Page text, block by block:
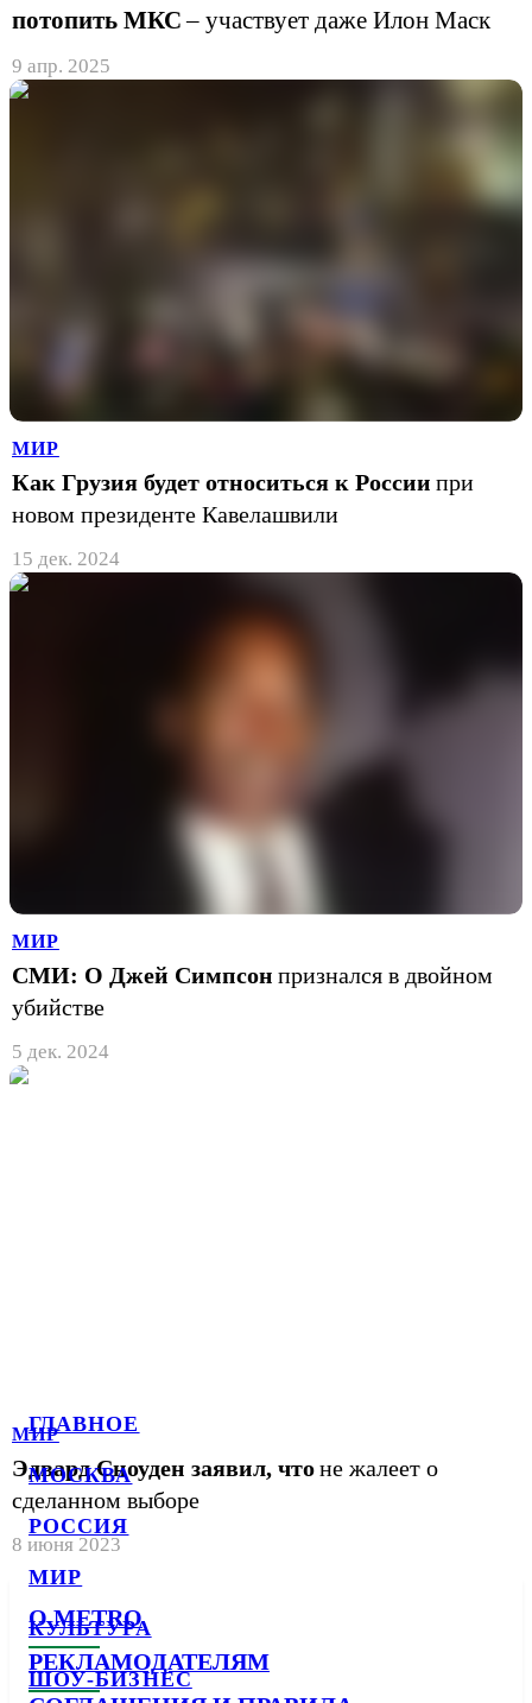
ГЛАВНОЕ
МОСКВА
РОССИЯ
МИР
КУЛЬТУРА
ШОУ-БИЗНЕС
потопить МКС – участвует даже Илон Маск
9 апр. 2025
МИР
Как Грузия будет относиться к России при
новом президенте Кавелашвили
15 дек. 2024
МИР
СМИ: О Джей Симпсон признался в двойном
убийстве
5 дек. 2024
МИР
Эдвард Сноуден заявил, чтоне жалеет о
сделанном выборе
8 июня 2023
О METRO
РЕКЛАМОДАТЕЛЯМ